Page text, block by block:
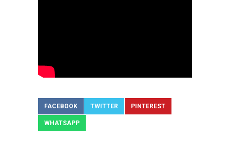
FACEBOOK TWITTER PINTEREST
WHATSAPP